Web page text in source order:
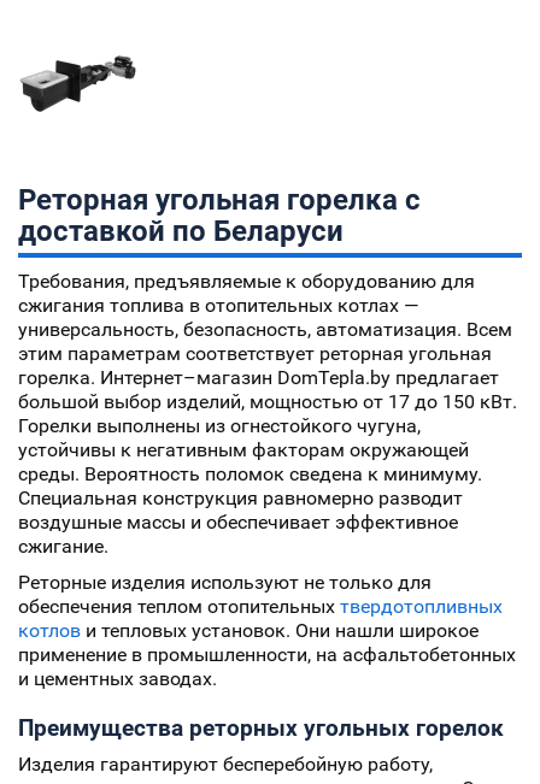
Реторная угольная горелка с
доставкой по Беларуси
Требования, предъявляемые к оборудованию для
сжигания топлива в отопительных котлах —
универсальность, безопасность, автоматизация. Всем
этим параметрам соответствует реторная угольная
горелка. Интернет–магазин DomTepla.by предлагает
большой выбор изделий, мощностью от 17 до 150 кВт.
Горелки выполнены из огнестойкого чугуна,
устойчивы к негативным факторам окружающей
среды. Вероятность поломок сведена к минимуму.
Специальная конструкция равномерно разводит
воздушные массы и обеспечивает эффективное
сжигание.
Реторные изделия используют не только для
обеспечения теплом отопительных твердотопливных
котлов и тепловых установок. Они нашли широкое
применение в промышленности, на асфальтобетонных
и цементных заводах.
Преимущества реторных угольных горелок
Изделия гарантируют бесперебойную работу,